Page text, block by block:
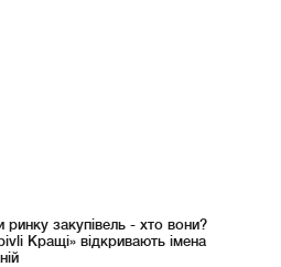
ринку закупівель - хто вони?
Кращі» відкривають імена